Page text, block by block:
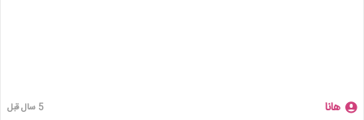
هانا 5 سال قبل